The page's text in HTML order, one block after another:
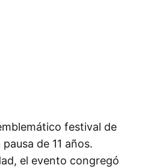
festival de
de 11 años.
el evento congregó